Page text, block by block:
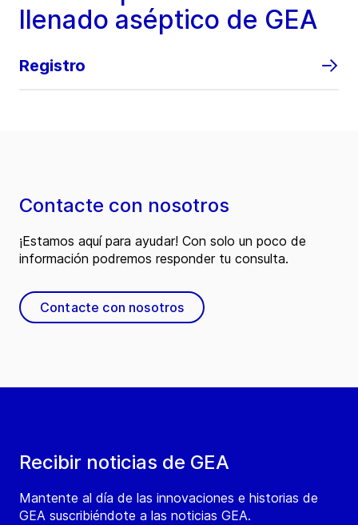
llenado aséptico de GEA
Registro
Recibir noticias de GEA
Mantente al día de las innovaciones e historias de
GEA suscribiéndote a las noticias GEA.
Contacte con nosotros
¡Estamos aquí para ayudar! Con solo un poco de
información podremos responder tu consulta.
Contacte con nosotros